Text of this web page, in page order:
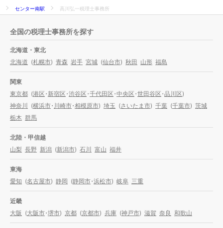
センター南駅
高川弘一税理士事務所
全国の税理士事務所を探す
北海道・東北
北海道 (札幌市) 青森 岩手 宮城 (仙台市) 秋田 山形 福島
関東
東京都 (港区・新宿区・渋谷区・千代田区・中央区・世田谷区・品川区)
神奈川 (横浜市・川崎市・相模原市) 埼玉 (さいたま市) 千葉 (千葉市) 茨城
栃木 群馬
北陸・甲信越
山梨 長野 新潟 (新潟市) 石川 富山 福井
東海
愛知 (名古屋市) 静岡 (静岡市・浜松市) 岐阜 三重
近畿
大阪 (大阪市・堺市) 京都 (京都市) 兵庫 (神戸市) 滋賀 奈良 和歌山